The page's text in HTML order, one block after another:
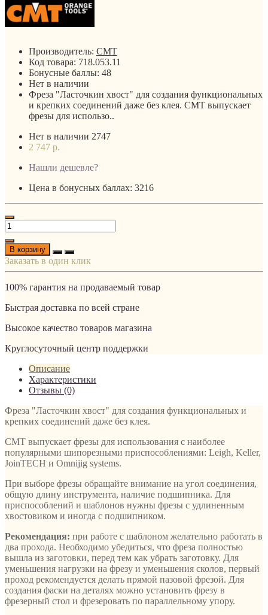
Производитель: CMT
Код товара: 718.053.11
Бонусные баллы: 48
Нет в наличии
Фреза "Ласточкин хвост" для создания функциональных
и крепких соединений даже без клея. CMT выпускает
фрезы для использо..
Нет в наличии 2747
2 747 р.
Нашли дешевле?
Цена в бонусных баллах: 3216
В корзину
Заказать в один клик
100% гарантия на продаваемый товар
Быстрая доставка по всей стране
Высокое качество товаров магазина
Круглосуточный центр поддержки
Описание
Характеристики
Отзывы (0)
Фреза "Ласточкин хвост" для создания функциональных и
крепких соединений даже без клея.
CMT выпускает фрезы для использования с наиболее
популярными шипорезными приспособлениями: Leigh, Keller,
JoinTECH и Omnijig systems.
При выборе фрезы обращайте внимание на угол соединения,
общую длину инструмента, наличие подшипника. Для
приспособлений и шаблонов нужны фрезы с удлиненным
хвостовиком и иногда с подшипником.
Рекомендация: при работе с шаблоном желательно работать в
два прохода. Необходимо убедиться, что фреза полностью
вышла из заготовки, перед тем как убрать заготовку. Для
уменьшения нагрузки на фрезу и уменьшения сколов, первый
проход рекомендуется делать прямой пазовой фрезой. Для
создания фаски на деталях можно установить фрезу в
фрезерный стол и фрезеровать по параллельному упору.